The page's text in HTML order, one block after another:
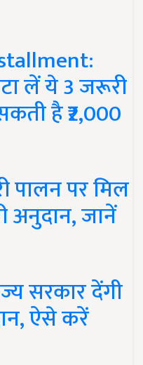
लें ये 3 जरूरी
है ₹2,000
पालन पर मिल
अनुदान, जानें
सरकार देंगी
ऐसे करें